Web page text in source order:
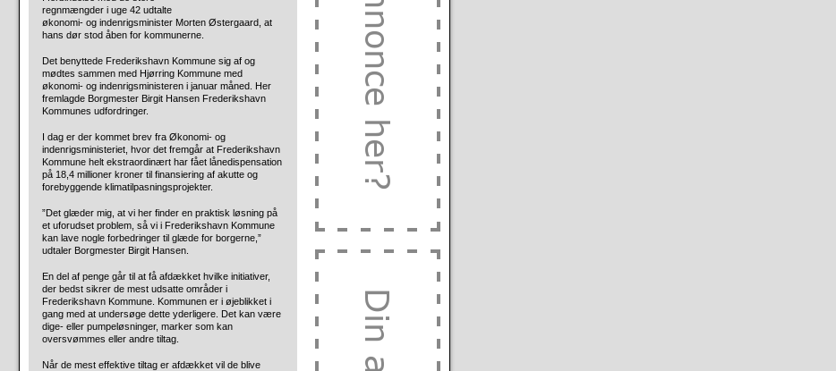
regnmængder i uge 42 udtalte
økonomi- og indenrigsminister Morten Østergaard, at
hans dør stod åben for kommunerne.
Det benyttede Frederikshavn Kommune sig af og
mødtes sammen med Hjørring Kommune med
økonomi- og indenrigsministeren i januar måned. Her
fremlagde Borgmester Birgit Hansen Frederikshavn
Kommunes udfordringer.
I dag er der kommet brev fra Økonomi- og
indenrigsministeriet, hvor det fremgår at Frederikshavn
Kommune helt ekstraordinært har fået lånedispensation
på 18,4 millioner kroner til finansiering af akutte og
forebyggende klimatilpasningsprojekter.
”Det glæder mig, at vi her finder en praktisk løsning på
et uforudset problem, så vi i Frederikshavn Kommune
kan lave nogle forbedringer til glæde for borgerne,”
udtaler Borgmester Birgit Hansen.
En del af penge går til at få afdækket hvilke initiativer,
der bedst sikrer de mest udsatte områder i
Frederikshavn Kommune. Kommunen er i øjeblikket i
gang med at undersøge dette yderligere. Det kan være
dige- eller pumpeløsninger, marker som kan
oversvømmes eller andre tiltag.
Når de mest effektive tiltag er afdækket vil de blive